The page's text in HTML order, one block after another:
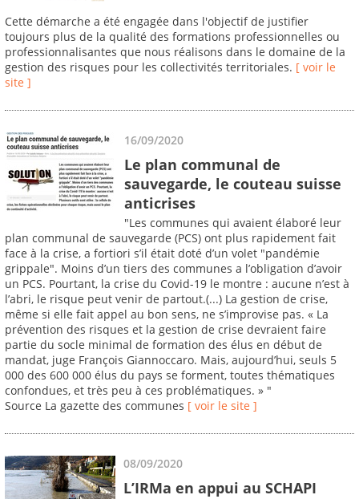
Cette démarche a été engagée dans l'objectif de justifier
toujours plus de la qualité des formations professionnelles ou
professionnalisantes que nous réalisons dans le domaine de la
gestion des risques pour les collectivités territoriales. [ voir le
site ]
16/09/2020
Le plan communal de
sauvegarde, le couteau suisse
anticrises
"Les communes qui avaient élaboré leur
plan communal de sauvegarde (PCS) ont plus rapidement fait
face à la crise, a fortiori s’il était doté d’un volet "pandémie
grippale". Moins d’un tiers des communes a l’obligation d’avoir
un PCS. Pourtant, la crise du Covid-19 le montre : aucune n’est à
l’abri, le risque peut venir de partout.(...) La gestion de crise,
même si elle fait appel au bon sens, ne s’improvise pas. « La
prévention des risques et la gestion de crise devraient faire
partie du socle minimal de formation des élus en début de
mandat, juge François Giannoccaro. Mais, aujourd’hui, seuls 5
000 des 600 000 élus du pays se forment, toutes thématiques
confondues, et très peu à ces problématiques. » "
Source La gazette des communes [ voir le site ]
08/09/2020
L’IRMa en appui au SCHAPI